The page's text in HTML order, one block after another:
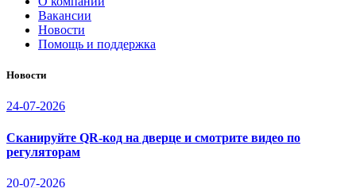
Вакансии
Новости
Помощь и поддержка
Новости
24-07-2026
Сканируйте QR-код на дверце и смотрите видео по
регуляторам
20-07-2026